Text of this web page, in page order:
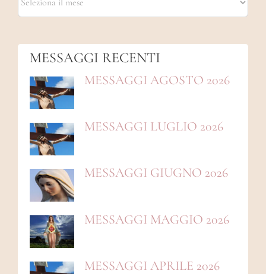
MESSAGGI
MESSAGGI RECENTI
MESSAGGI AGOSTO 2026
MESSAGGI LUGLIO 2026
MESSAGGI GIUGNO 2026
MESSAGGI MAGGIO 2026
MESSAGGI APRILE 2026